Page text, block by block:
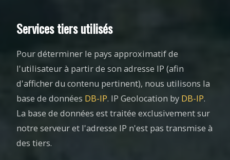
Services tiers utilisés
Pour déterminer le pays approximatif de
l'utilisateur à partir de son adresse IP (afin
d'afficher du contenu pertinent), nous utilisons la
base de données DB-IP. IP Geolocation by DB-IP.
La base de données est traitée exclusivement sur
notre serveur et l'adresse IP n'est pas transmise à
des tiers.